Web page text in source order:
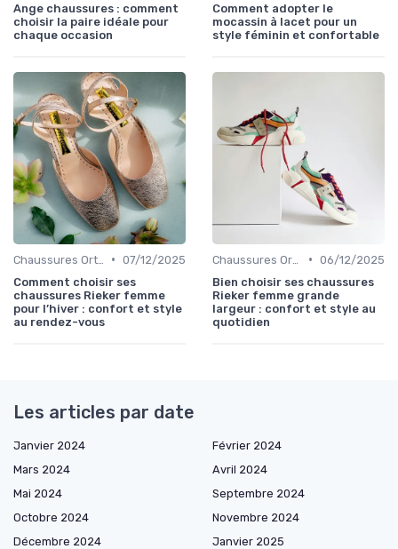
Ange chaussures : comment
choisir la paire idéale pour
chaque occasion
Comment adopter le
mocassin à lacet pour un
style féminin et confortable
• 07/12/2025
Comment choisir ses
chaussures Rieker femme
pour l’hiver : confort et style
au rendez-vous
• 06/12/2025
Bien choisir ses chaussures
Rieker femme grande
largeur : confort et style au
quotidien
Les articles par date
Janvier 2024
Février 2024
Mars 2024
Avril 2024
Mai 2024
Septembre 2024
Octobre 2024
Novembre 2024
Décembre 2024
Janvier 2025